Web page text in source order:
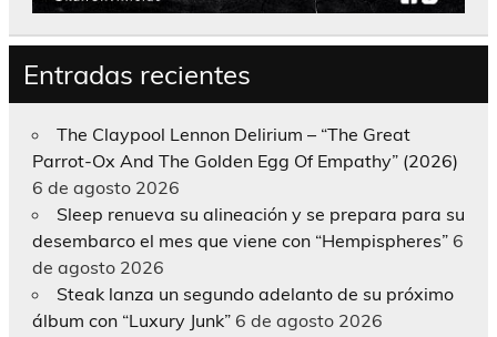
Entradas recientes
The Claypool Lennon Delirium – “The Great
Parrot-Ox And The Golden Egg Of Empathy” (2026)
6 de agosto 2026
Sleep renueva su alineación y se prepara para su
desembarco el mes que viene con “Hempispheres” 6
de agosto 2026
Steak lanza un segundo adelanto de su próximo
álbum con “Luxury Junk” 6 de agosto 2026